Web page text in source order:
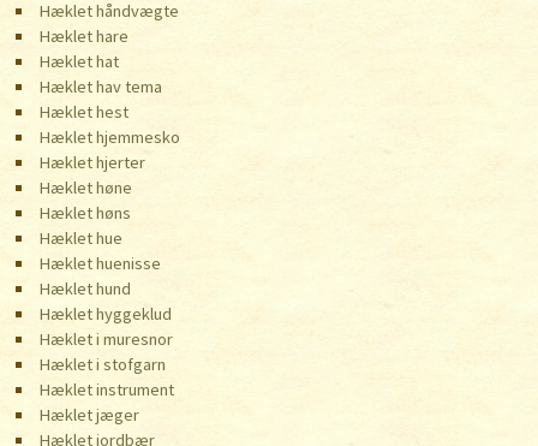
Hæklet håndvægte
Hæklet hare
Hæklet hat
Hæklet hav tema
Hæklet hest
Hæklet hjemmesko
Hæklet hjerter
Hæklet høne
Hæklet høns
Hæklet hue
Hæklet huenisse
Hæklet hund
Hæklet hyggeklud
Hæklet i muresnor
Hæklet i stofgarn
Hæklet instrument
Hæklet jæger
Hæklet jordbær